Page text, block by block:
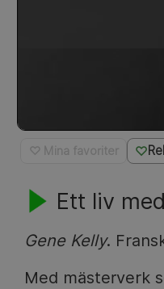
♡ Mina favoriter
Ett liv
Gene Kelly.
Med mästerverk